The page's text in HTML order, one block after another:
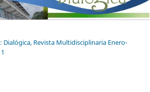
Dialógica, Revista Multidisciplinaria Enero-